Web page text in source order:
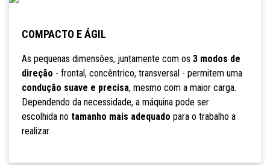
COMPACTO E ÁGIL
As pequenas dimensões, juntamente com os 3 modos de
direção - frontal, concêntrico, transversal - permitem uma
condução suave e precisa, mesmo com a maior carga.
Dependendo da necessidade, a máquina pode ser
escolhida no tamanho mais adequado para o trabalho a
realizar.